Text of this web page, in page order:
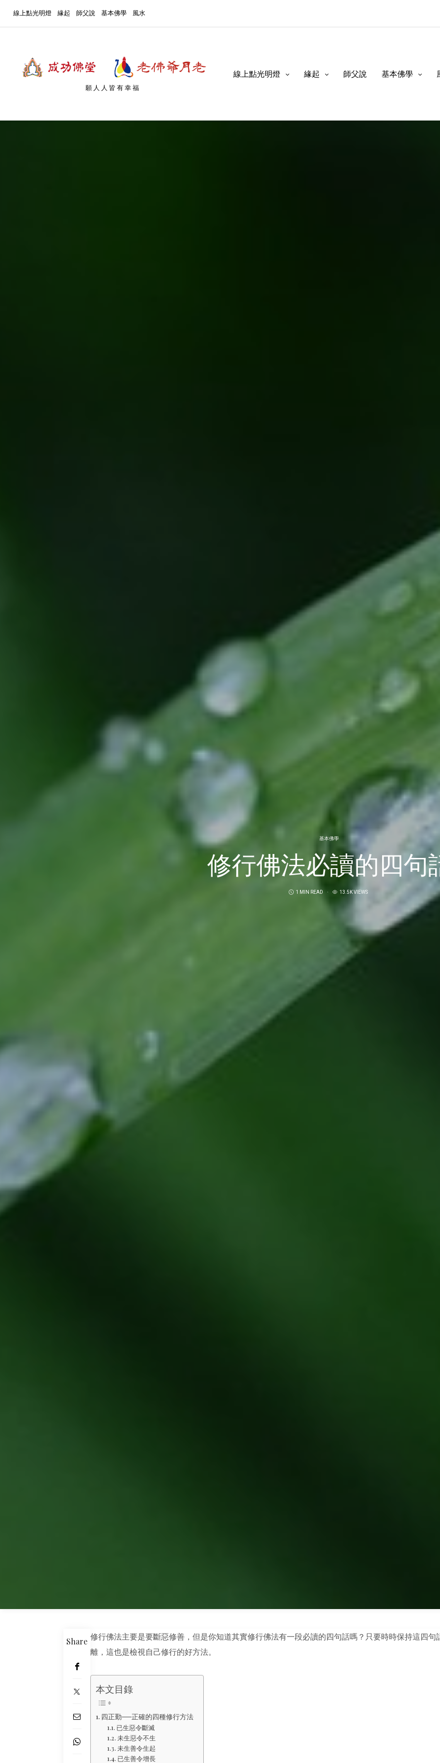
線上點光明燈 緣起 師父說 基本佛學 風水
願人人皆有幸福
線上點光明燈 緣起 師父說 基本佛學
基本佛學
修行佛法必讀的四句
1 MIN READ 13.5K VIEWS
Share 修行佛法主要是要斷惡修善，但是你知道其實修行佛法有一段必讀的四句話嗎？只要時時保持這四
離，這也是檢視自己修行的好方法。
本文目錄
四正勤──正確的四種修行方法
已生惡令斷滅
未生惡令不生
未生善令生起
已生善令增長